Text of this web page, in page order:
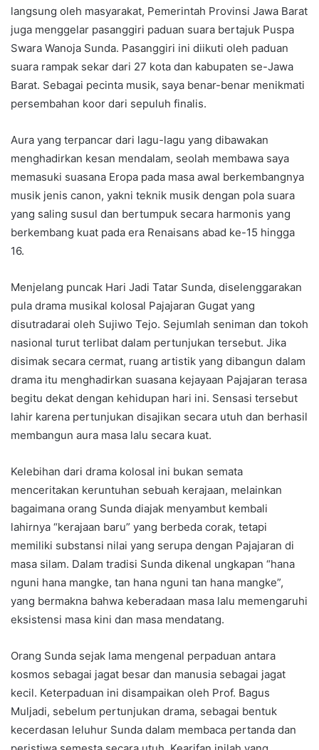
langsung oleh masyarakat, Pemerintah Provinsi Jawa Barat
juga menggelar pasanggiri paduan suara bertajuk Puspa
Swara Wanoja Sunda. Pasanggiri ini diikuti oleh paduan
suara rampak sekar dari 27 kota dan kabupaten se-Jawa
Barat. Sebagai pecinta musik, saya benar-benar menikmati
persembahan koor dari sepuluh finalis.
Aura yang terpancar dari lagu-lagu yang dibawakan
menghadirkan kesan mendalam, seolah membawa saya
memasuki suasana Eropa pada masa awal berkembangnya
musik jenis canon, yakni teknik musik dengan pola suara
yang saling susul dan bertumpuk secara harmonis yang
berkembang kuat pada era Renaisans abad ke-15 hingga
16.
Menjelang puncak Hari Jadi Tatar Sunda, diselenggarakan
pula drama musikal kolosal Pajajaran Gugat yang
disutradarai oleh Sujiwo Tejo. Sejumlah seniman dan tokoh
nasional turut terlibat dalam pertunjukan tersebut. Jika
disimak secara cermat, ruang artistik yang dibangun dalam
drama itu menghadirkan suasana kejayaan Pajajaran terasa
begitu dekat dengan kehidupan hari ini. Sensasi tersebut
lahir karena pertunjukan disajikan secara utuh dan berhasil
membangun aura masa lalu secara kuat.
Kelebihan dari drama kolosal ini bukan semata
menceritakan keruntuhan sebuah kerajaan, melainkan
bagaimana orang Sunda diajak menyambut kembali
lahirnya “kerajaan baru” yang berbeda corak, tetapi
memiliki substansi nilai yang serupa dengan Pajajaran di
masa silam. Dalam tradisi Sunda dikenal ungkapan “hana
nguni hana mangke, tan hana nguni tan hana mangke”,
yang bermakna bahwa keberadaan masa lalu memengaruhi
eksistensi masa kini dan masa mendatang.
Orang Sunda sejak lama mengenal perpaduan antara
kosmos sebagai jagat besar dan manusia sebagai jagat
kecil. Keterpaduan ini disampaikan oleh Prof. Bagus
Muljadi, sebelum pertunjukan drama, sebagai bentuk
kecerdasan leluhur Sunda dalam membaca pertanda dan